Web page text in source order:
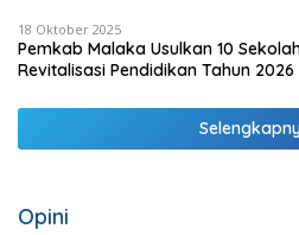
18 Oktober 2025
Pemkab Malaka Usulkan 10
Revitalisasi Pendidikan Tahun 2026
Opini